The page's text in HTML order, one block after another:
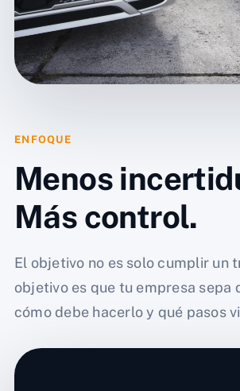
ENFOQUE
Menos
Más control.
El objetivo no es solo cumplir un
objetivo es que tu empresa sepa
cómo debe hacerlo y qué pasos